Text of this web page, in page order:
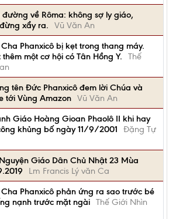
về Rôma: không sợ ly giáo,
xẩy ra.
Vũ Văn An
Phanxicô bị kẹt trong thang máy.
một cơ hội có Tân Hồng Y.
Thế
tên Đức Phanxicô đem lời Chúa và
tới Vùng Amazon Vũ Văn An
Giáo Hoàng Gioan Phaolô II khi hay
khủng bố ngày 11/9/2001
Đặng Tự
Giáo Dân Chủ Nhật 23 Mùa
Lm Francis Lý văn Ca
Phanxicô phản ứng ra sao trước bé
nạnh trước mặt ngài Thế Giới Nhìn